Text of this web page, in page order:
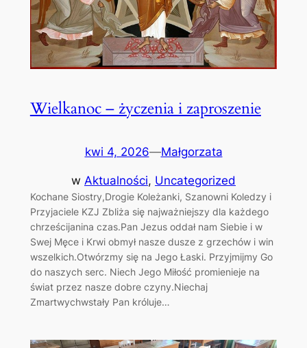
Wielkanoc – życzenia i zaproszenie
kwi 4, 2026—Małgorzata
w Aktualności, Uncategorized
Kochane Siostry,Drogie Koleżanki, Szanowni Koledzy i
Przyjaciele KZJ Zbliża się najważniejszy dla każdego
chrześcijanina czas.Pan Jezus oddał nam Siebie i w
Swej Męce i Krwi obmył nasze dusze z grzechów i win
wszelkich.Otwórzmy się na Jego Łaski. Przyjmijmy Go
do naszych serc. Niech Jego Miłość promienieje na
świat przez nasze dobre czyny.Niechaj
Zmartwychwstały Pan króluje…